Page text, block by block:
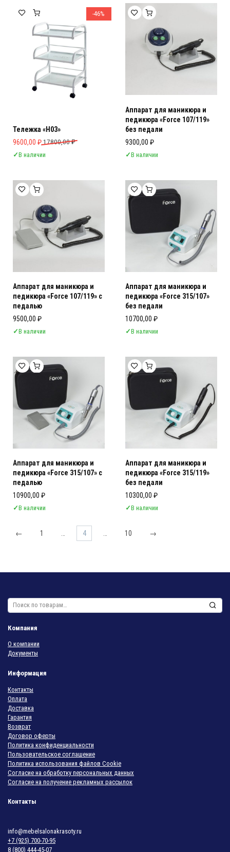
-46%
Тележка «Н03»
17800,00₽
Первоначальная цена составляла 17800,00 ₽.
9600,00 ₽
Текущая цена: 9600,00 ₽.
✓В наличии
Аппарат для маникюра и
педикюра «Force 107/119»
без педали
9300,00 ₽
✓В наличии
Аппарат для маникюра и
педикюра «Force 107/119» с
педалью
9500,00 ₽
✓В наличии
Аппарат для маникюра и
педикюра «Force 315/107»
без педали
10700,00 ₽
✓В наличии
Аппарат для маникюра и
педикюра «Force 315/107» с
педалью
10900,00 ₽
✓В наличии
Аппарат для маникюра и
педикюра «Force 315/119»
без педали
10300,00 ₽
✓В наличии
← 1 4 10 →
Искать:
Компания
О компании
Документы
Информация
Контакты
Оплата
Доставка
Гарантия
Возврат
Договор оферты
Политика конфиденциальности
Пользовательское соглашение
Политика использования файлов Cookie
Согласие на обработку персональных данных
Согласие на получение рекламных рассылок
Контакты
info@mebelsalonakrasoty.ru
+7 (925) 700-70-95
8 (800) 444-45-07